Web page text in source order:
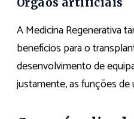
Órgãos artificiais
A Medicina Regenerativa
benefícios para o
desenvolvimento de
justamente, as funções de